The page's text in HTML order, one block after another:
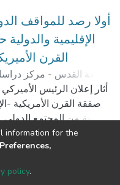
أولا رصد للمواقف
الإقليمية
القرن
جامعة القدس - مركز
منى أبو خضرة;صلاح
شوادر;
أثار إعلان الرئيس
صفقة القرن الأمريكية -
متباينة من المجتمع
بعد الرفض الفلسطيني
أن المواقف
الصفقة, في هذه
المواقف للمنظمات
information for the
policy.